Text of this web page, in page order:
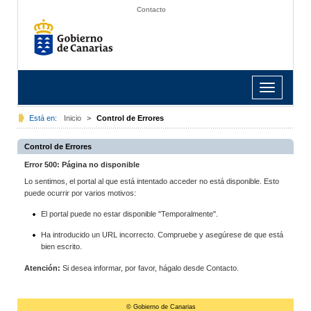
Contacto
Toggle
navigation
Está en: Inicio > Control de Errores
Control de Errores
Error 500: Página no disponible
Lo sentimos, el portal al que está intentado acceder no está disponible. Esto
puede ocurrir por varios motivos:
El portal puede no estar disponible "Temporalmente".
Ha introducido un URL incorrecto. Compruebe y asegúrese de que está
bien escrito.
Atención: Si desea informar, por favor, hágalo desde Contacto.
© Gobierno de Canarias